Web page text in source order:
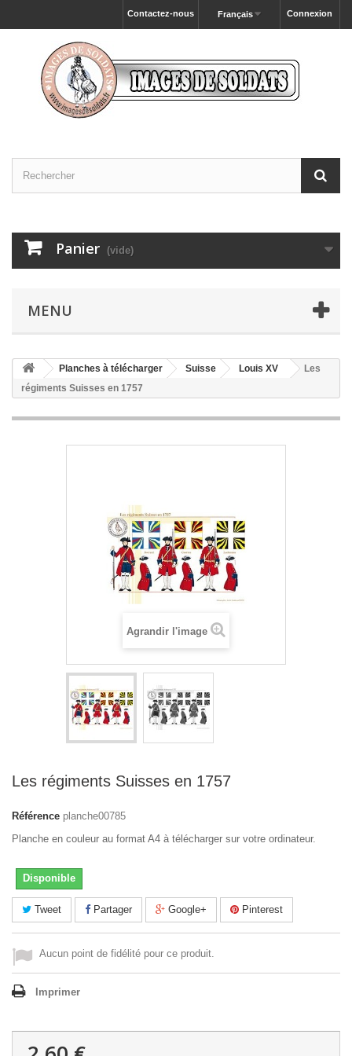
Connexion
Français
Contactez-nous
Panier (vide)
MENU
Planches à télécharger Suisse Louis XV
Les
régiments Suisses en 1757
Agrandir l'image
Les régiments Suisses en 1757
Référence planche00785
Planche en couleur au format A4 à télécharger sur votre ordinateur.
Disponible
Tweet Partager Google+ Pinterest
Aucun point de fidélité pour ce produit.
Imprimer